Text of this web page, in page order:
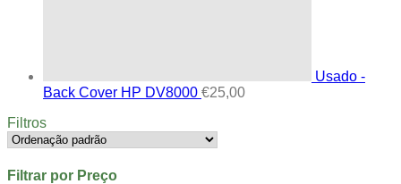
Usado -
Back Cover HP DV8000 €25,00
Filtros
Filtrar por Preço